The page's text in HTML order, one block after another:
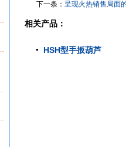
下一条： 呈现火热销售局面
相关产品：
HSH型手扳葫芦